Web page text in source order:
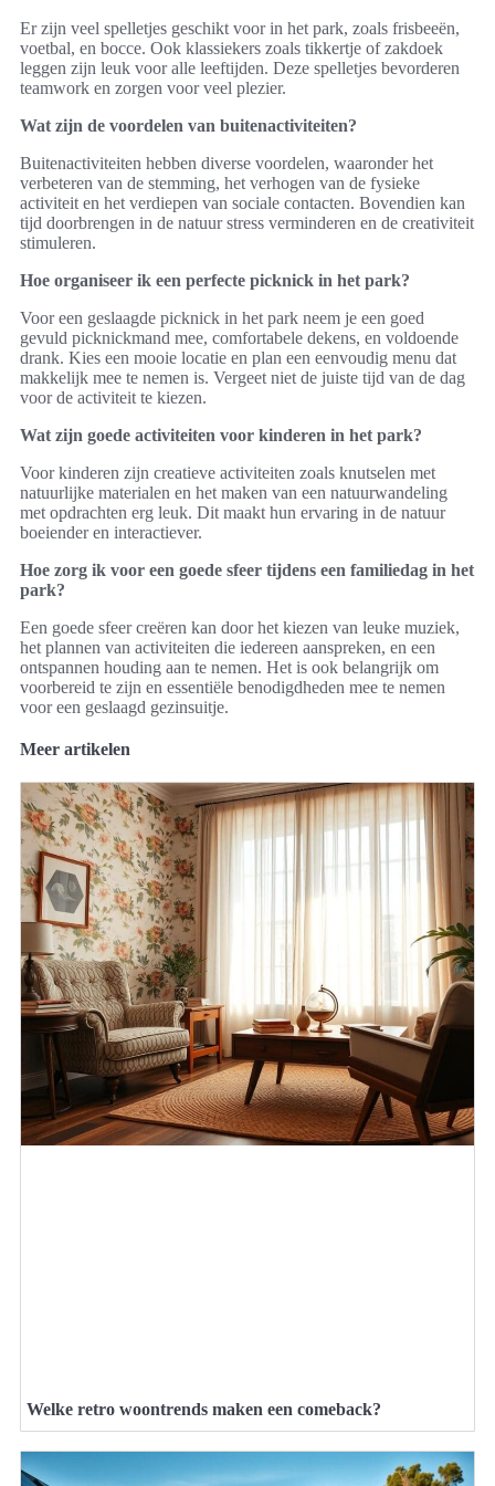
Er zijn veel spelletjes geschikt voor in het park, zoals frisbeeën,
voetbal, en bocce. Ook klassiekers zoals tikkertje of zakdoek
leggen zijn leuk voor alle leeftijden. Deze spelletjes bevorderen
teamwork en zorgen voor veel plezier.
Wat zijn de voordelen van buitenactiviteiten?
Buitenactiviteiten hebben diverse voordelen, waaronder het
verbeteren van de stemming, het verhogen van de fysieke
activiteit en het verdiepen van sociale contacten. Bovendien kan
tijd doorbrengen in de natuur stress verminderen en de creativiteit
stimuleren.
Hoe organiseer ik een perfecte picknick in het park?
Voor een geslaagde picknick in het park neem je een goed
gevuld picknickmand mee, comfortabele dekens, en voldoende
drank. Kies een mooie locatie en plan een eenvoudig menu dat
makkelijk mee te nemen is. Vergeet niet de juiste tijd van de dag
voor de activiteit te kiezen.
Wat zijn goede activiteiten voor kinderen in het park?
Voor kinderen zijn creatieve activiteiten zoals knutselen met
natuurlijke materialen en het maken van een natuurwandeling
met opdrachten erg leuk. Dit maakt hun ervaring in de natuur
boeiender en interactiever.
Hoe zorg ik voor een goede sfeer tijdens een familiedag in het
park?
Een goede sfeer creëren kan door het kiezen van leuke muziek,
het plannen van activiteiten die iedereen aanspreken, en een
ontspannen houding aan te nemen. Het is ook belangrijk om
voorbereid te zijn en essentiële benodigdheden mee te nemen
voor een geslaagd gezinsuitje.
Meer artikelen
Welke retro woontrends maken een comeback?